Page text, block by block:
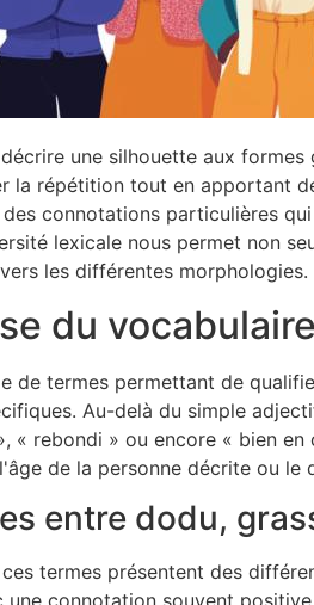
une silhouette aux
la répétition tout en apportant
connotations particulières
lexicale nous permet non
les différentes morphologies.
du
de termes permettant de
Au-delà du simple
« rebondi » ou encore « bien
de la personne décrite ou le
entre dodu,
termes présentent des